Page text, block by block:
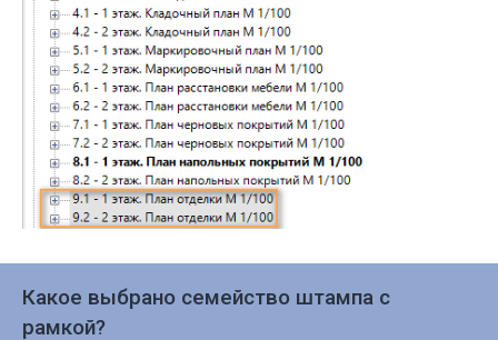
Какое выбрано семейство штампа с
рамкой?